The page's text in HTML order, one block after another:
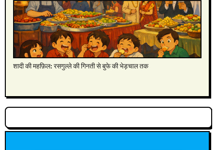
शादी की महफ़िल: रसगुल्ले की गिनती से बुफे की भेड़चाल तक